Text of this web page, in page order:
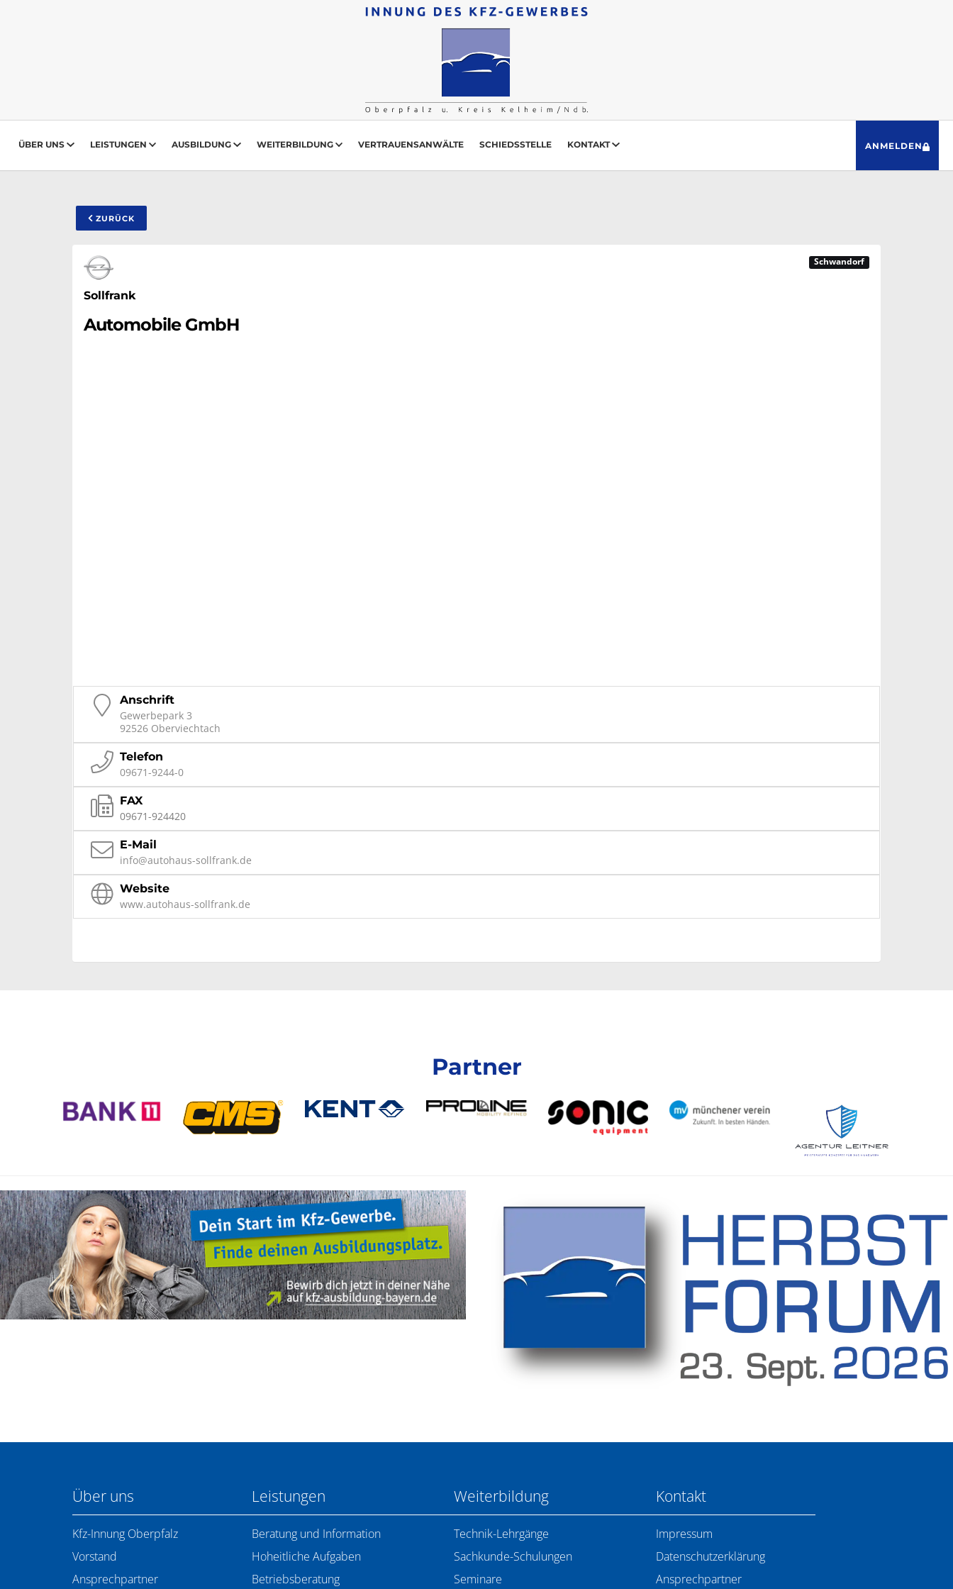
ÜBER UNS LEISTUNGEN AUSBILDUNG WEITERBILDUNG VERTRAUENSANWÄLTE SCHIEDSSTELLE KONTAKT ANMELDEN
ZURÜCK
Schwandorf
Sollfrank
Automobile GmbH
Anschrift
Gewerbepark 3
92526 Oberviechtach
Telefon
09671-9244-0
FAX
09671-924420
E-Mail
info@autohaus-sollfrank.de
Website
www.autohaus-sollfrank.de
Partner
Über uns
Kfz-Innung Oberpfalz
Vorstand
Ansprechpartner
Leistungen
Beratung und Information
Hoheitliche Aufgaben
Betriebsberatung
Weiterbildung
Technik-Lehrgänge
Sachkunde-Schulungen
Seminare
Kontakt
Impressum
Datenschutzerklärung
Ansprechpartner